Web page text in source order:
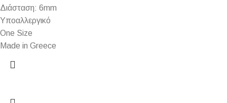
Διάσταση: 6mm
Υποαλλεργικό
One Size
Made in Greece